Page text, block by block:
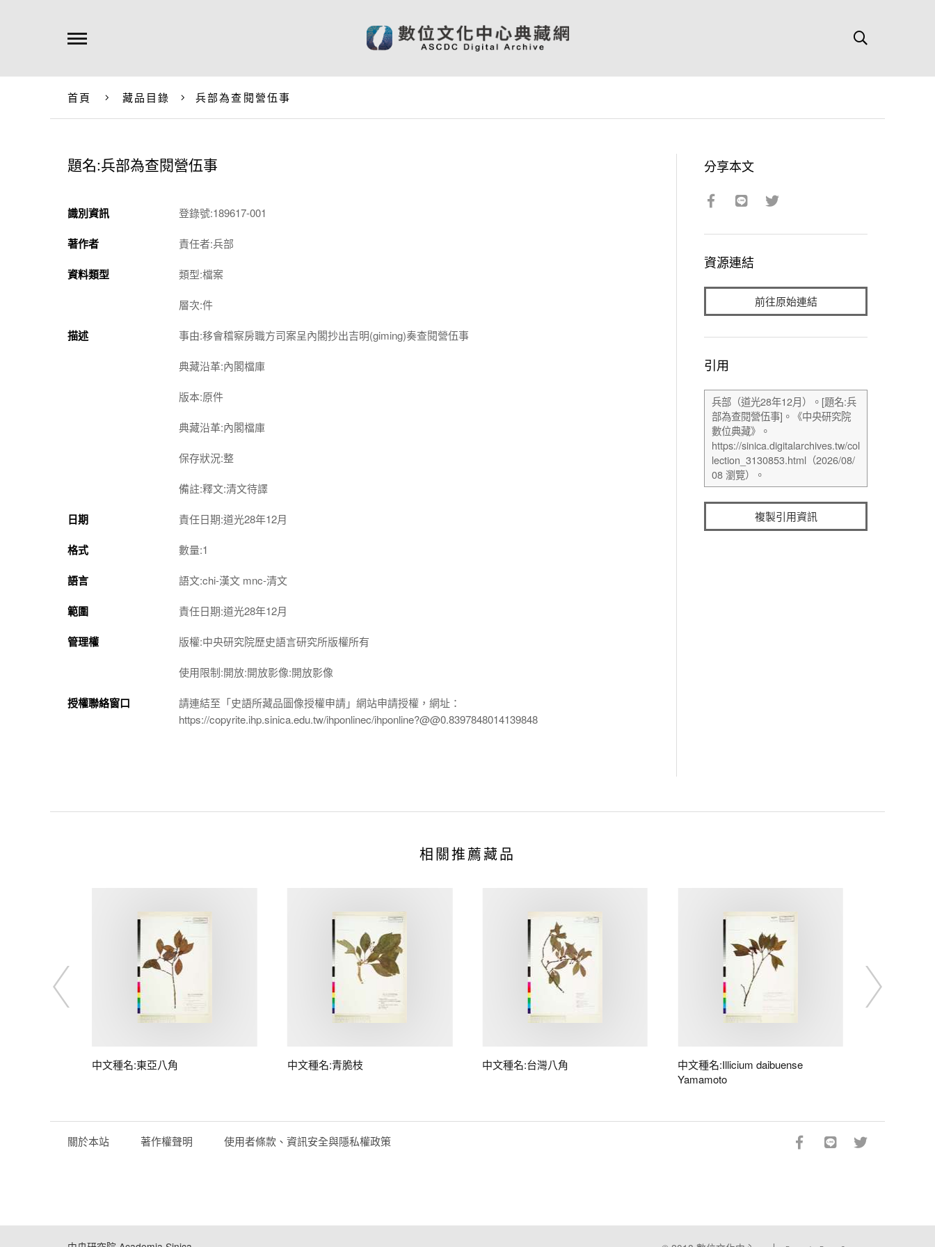
首頁 藏品目錄 兵部為查閱營伍事
題名:兵部為查閱營伍事
識別資訊 登錄號:189617-001
著作者 責任者:兵部
資料類型 類型:檔案
層次:件
描述 事由:移會稽察房職方司案呈內閣抄出吉明(giming)奏查閱營伍事
典藏沿革:內閣檔庫
版本:原件
典藏沿革:內閣檔庫
保存狀況:整
備註:釋文:清文待譯
日期 責任日期:道光28年12月
格式 數量:1
語言 語文:chi-漢文 mnc-清文
範圍 責任日期:道光28年12月
管理權 版權:中央研究院歷史語言研究所版權所有
使用限制:開放:開放影像:開放影像
授權聯絡窗口
請連結至「史語所藏品圖像授權申請」網站申請授權，網址：
https://copyrite.ihp.sinica.edu.tw/ihponlinec/ihponline?@@0.8397848014139848
分享本文
資源連結
前往原始連結
引用
複製引用資訊
相關推薦藏品
中文種名:東亞八角 中文種名:青脆枝 中文種名:台灣八角
中文種名:Illicium daibuense
Yamamoto
關於本站 著作權聲明 使用者條款、資訊安全與隱私權政策